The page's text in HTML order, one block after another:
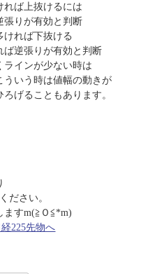
れば上抜けるには
張りが有効と判断
ければ下抜ける
ば逆張りが有効と判断
ラインが少ない時は
ういう時は値幅の動きが
げることもあります。
ださい。
ますm(≧Ｏ≦*m)